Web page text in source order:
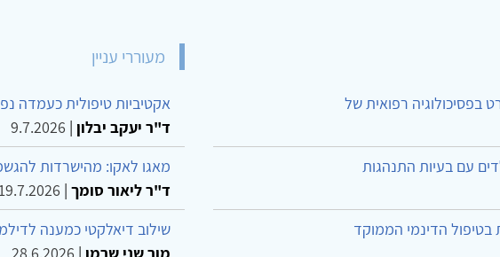
בפסיכולוגיה רפואית של
עם בעיות התנהגות
בטיפול הדינמי הממוקד
מעוררי עניין
אקטיביות טיפולית כעמדה
ד"ר יעקב יבלון |
9.7.2026
מאגו לאקו: מהישרדות
ד"ר ליאור סומך |
שילוב דיאלקטי כמענה